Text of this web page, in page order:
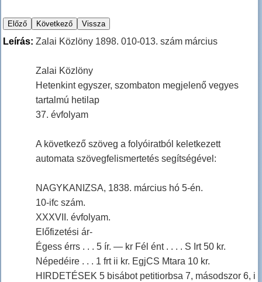
Leírás: Zalai Közlöny 1898. 010-013. szám március
Zalai Közlöny
Hetenkint egyszer, szombaton megjelenő vegyes
tartalmú hetilap
37. évfolyam
A következő szöveg a folyóiratból keletkezett
automata szövegfelismertetés segítségével:
NAGYKANIZSA, 1838. március hó 5-én.
10-ifc szám.
XXXVII. évfolyam.
Előfizetési ár-
Égess érrs . . . 5 ír. — kr Fél ént . . . . S Irt 50 kr.
Népedéire . . . 1 frt ii kr. EgjCS Mtara 10 kr.
HIRDETÉSEK 5 bisábot petitiorbsa 7, másodszor 6, i